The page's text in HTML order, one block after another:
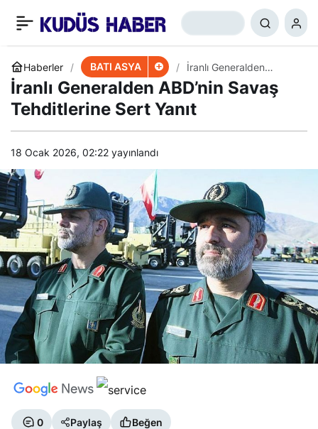
Haberler BATI ASYA
İranlı Generalden
ABD’nin Savaş
Tehditlerine Sert Yanıt
İranlı Generalden ABD’nin Savaş
Tehditlerine Sert Yanıt
18 Ocak 2026, 02:22 yayınlandı
0 Paylaş Beğen
Saldırı Anında ABD
Üslerini ve Tel Aviv’i
Yerle Bir Ederiz
+ 0 Paylaş